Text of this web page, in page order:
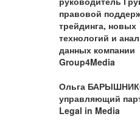
правовой
трейдинга, новых
технологий и
данных компании
Group4Media
Ольга
управляющий
Legal in Media